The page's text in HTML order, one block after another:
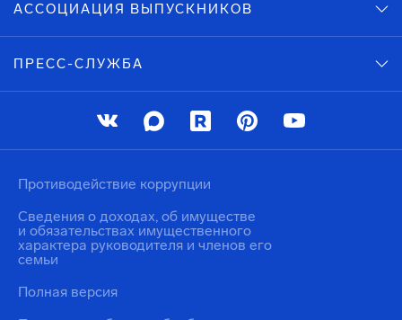
АССОЦИАЦИЯ ВЫПУСКНИКОВ
ПРЕСС-СЛУЖБА
Противодействие коррупции
Сведения о доходах, об имуществе
и обязательствах имущественного
характера руководителя и членов его
семьи
Полная версия